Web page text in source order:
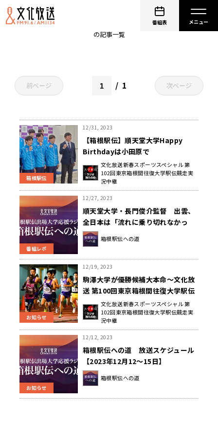
番組表
の記事一覧
前ページ 1 次ページ
箱根駅伝
12/31, 2023
【箱根駅伝】順天堂大学Happy
Birthdayは小田原で
文化放送新春スポーツスペシャル 第
102回東京箱根間往復大学駅伝競走実
況中継
番組レポ
12/27, 2023
順天堂大学・長門俊介監督 出雲、
全日本は「流れに乗り切れなかっ
た」～箱根駅伝への道～
箱根駅伝への道
お知らせ
12/19, 2023
駒澤大学が優勝候補大本命～文化放
送 第100回東京箱根間往復大学駅伝
競走 実況中継
文化放送新春スポーツスペシャル 第
102回東京箱根間往復大学駅伝競走実
況中継
お知らせ
12/12, 2023
箱根駅伝への道 放送スケジュール
【2023年12月12～15日】
箱根駅伝への道